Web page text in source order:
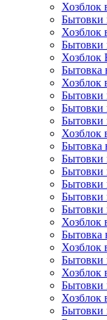
Хозблок
Бытовки
Хозблок
Бытовки
Хозблок
Бытовкa
Хозблок
Бытовки
Бытовки
Бытовки
Хозблок
Бытовка
Бытовки
Бытовки
Бытовки
Бытовки
Бытовки
Хозблок
Бытовка
Хозблок
Бытовки
Хозблок
Бытовки
Хозблок